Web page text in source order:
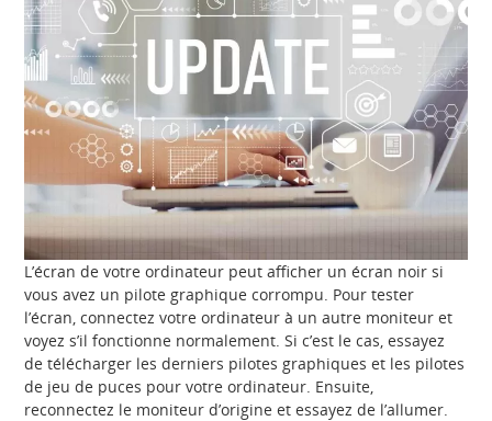
L’écran de votre ordinateur peut afficher un écran noir si
vous avez un pilote graphique corrompu. Pour tester
l’écran, connectez votre ordinateur à un autre moniteur et
voyez s’il fonctionne normalement. Si c’est le cas, essayez
de télécharger les derniers pilotes graphiques et les pilotes
de jeu de puces pour votre ordinateur. Ensuite,
reconnectez le moniteur d’origine et essayez de l’allumer.